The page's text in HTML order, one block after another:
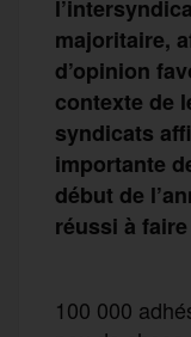
majoritaire,
d’opinion
contexte de
syndicats
importante
début de
réussi à
100 000